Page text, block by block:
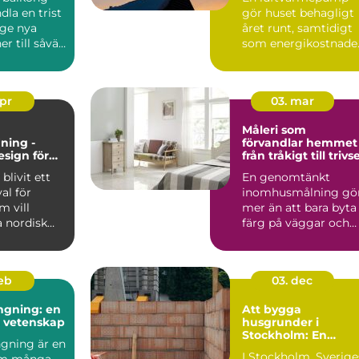
en trist
nya
till såväl
gör huset behagligt
året runt, samtidigt
som
-
för
hem
blivit ett
för
vill
nordisk
03. mar
Måleri som
förvandlar hemmet
från tråkigt till
En genomtänkt
inomhusmålning
mer än att bara byta
färg på väggar och
föra...
en
vetenskap
är en
03. dec
Att bygga
husgrunder i
Stockholm: En